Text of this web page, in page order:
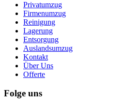
Privatumzug
Firmenumzug
Reinigung
Lagerung
Entsorgung
Auslandsumzug
Kontakt
Über Uns
Offerte
Folge uns